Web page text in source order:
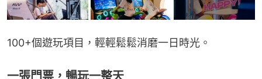
100+個遊玩項目，輕輕鬆鬆消磨一日時光。